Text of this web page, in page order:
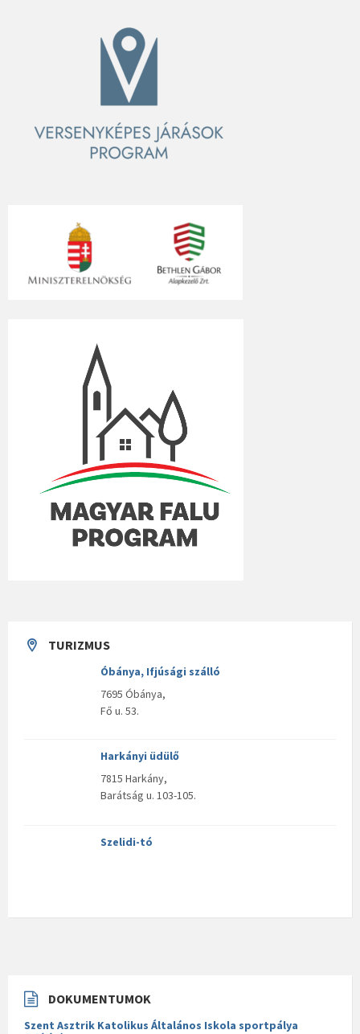
TURIZMUS
Óbánya, Ifjúsági szálló
7695 Óbánya,
Fő u. 53.
Harkányi üdülő
7815 Harkány,
Barátság u. 103-105.
Szelidi-tó
DOKUMENTUMOK
Szent Asztrik Katolikus Általános Iskola sportpálya